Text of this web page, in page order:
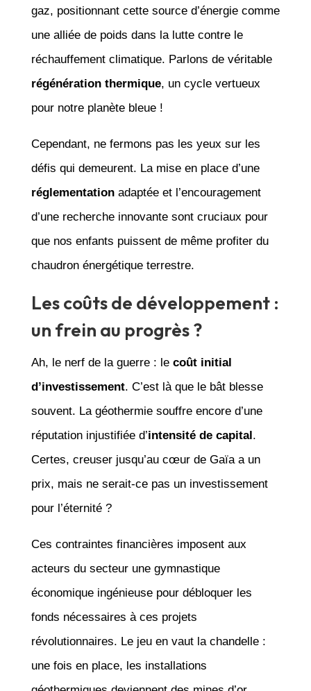
gaz, positionnant cette source d’énergie comme
une alliée de poids dans la lutte contre le
réchauffement climatique. Parlons de véritable
régénération thermique, un cycle vertueux
pour notre planète bleue !
Cependant, ne fermons pas les yeux sur les
défis qui demeurent. La mise en place d’une
réglementationadaptée et l’encouragement
d’une recherche innovante sont cruciaux pour
que nos enfants puissent de même profiter du
chaudron énergétique terrestre.
Les coûts de développement :
un frein au progrès ?
Ah, le nerf de la guerre : le coût initial
d’investissement. C’est là que le bât blesse
souvent. La géothermie souffre encore d’une
réputation injustifiée d’intensité de capital.
Certes, creuser jusqu’au cœur de Gaïa a un
prix, mais ne serait-ce pas un investissement
pour l’éternité ?
Ces contraintes financières imposent aux
acteurs du secteur une gymnastique
économique ingénieuse pour débloquer les
fonds nécessaires à ces projets
révolutionnaires. Le jeu en vaut la chandelle :
une fois en place, les installations